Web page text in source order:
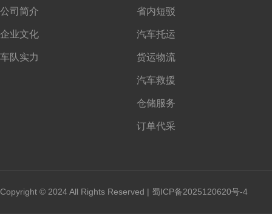
公司简介
企业文化
车队实力
省内短驳
汽车托运
货运物流
汽车救援
仓储服务
订单代采
Copyright © 2024 All Rights Reserved | 蜀ICP备2025120620号-4